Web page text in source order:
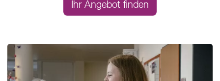
Ihr Angebot finden